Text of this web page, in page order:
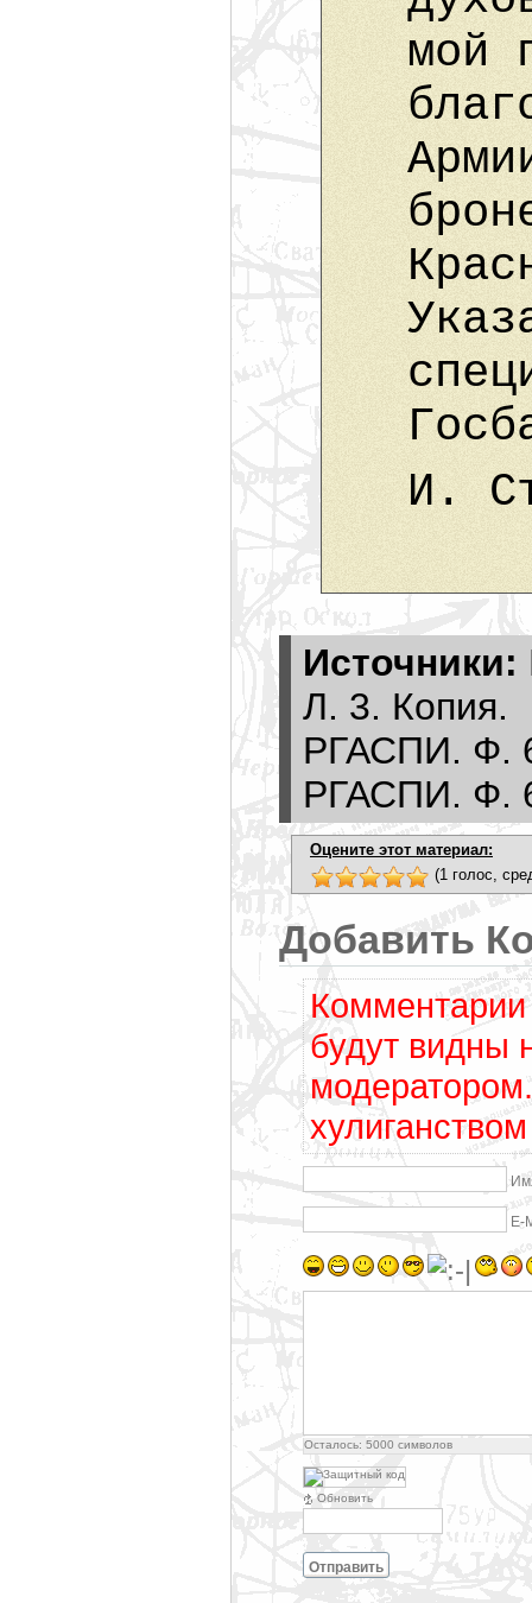
мой
И.
Источники:
Л. 3. Копия.
РГАСПИ. Ф.
РГАСПИ. Ф.
Оцените этот материал:
(1 голос,
Добавить
Комментарии
будут видны
E-
Осталось: 5000 символов
Обновить
Отправить